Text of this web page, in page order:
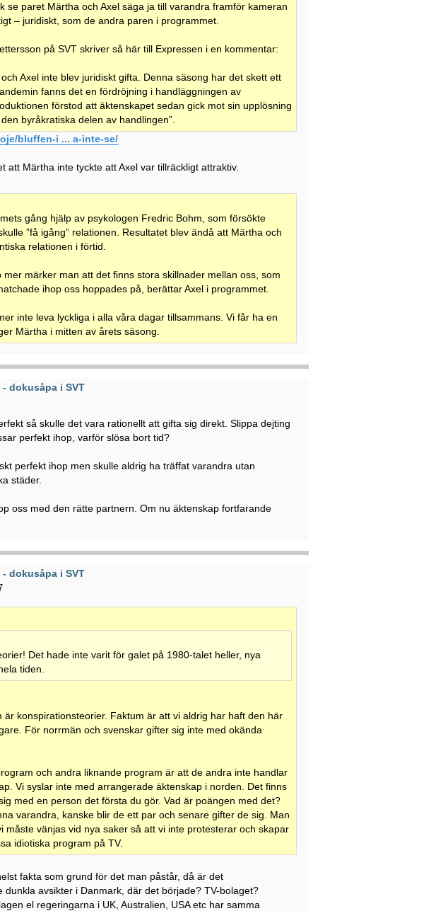
se paret Märtha och Axel säga ja till varandra framför kameran
– juridiskt, som de andra paren i programmet.
på SVT skriver så här till Expressen i en kommentar:
Axel inte blev juridiskt gifta. Denna säsong har det skett ett
fanns det en fördröjning i handläggningen av
förstod att äktenskapet sedan gick mot sin upplösning
byråkratiska delen av handlingen”.
bluffen-i ... a-inte-se/
att Märtha inte tyckte att Axel var tillräckligt attraktiv.
gång hjälp av psykologen Fredric Bohm, som försökte
”få igång” relationen. Resultatet blev ändå att Märtha och
relationen i förtid.
märker man att det finns stora skillnader mellan oss, som
ihop oss hoppades på, berättar Axel i programmet.
inte leva lyckliga i alla våra dagar tillsammans. Vi får ha en
Märtha i mitten av årets säsong.
dokusåpa i SVT
så skulle det vara rationellt att gifta sig direkt. Slippa dejting
perfekt ihop, varför slösa bort tid?
perfekt ihop men skulle aldrig ha träffat varandra utan
städer.
oss med den rätte partnern. Om nu äktenskap fortfarande
dokusåpa i SVT
Det hade inte varit för galet på 1980-talet heller, nya
tiden.
är konspirationsteorier. Faktum är att vi aldrig har haft den här
För norrmän och svenskar gifter sig inte med okända
och andra liknande program är att de andra inte handlar
Vi syslar inte med arrangerade äktenskap i norden. Det finns
med en person det första du gör. Vad är poängen med det?
varandra, kanske blir de ett par och senare gifter de sig. Man
måste vänjas vid nya saker så att vi inte protesterar och skapar
idiotiska program på TV.
fakta som grund för det man påstår, då är det
dunkla avsikter i Danmark, där det började? TV-bolaget?
el regeringarna i UK, Australien, USA etc har samma